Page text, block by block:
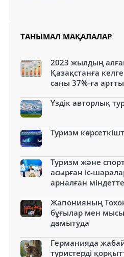
ТАНЫМАЛ МАҚАЛАЛАР
2023 жылдың
Қазақстанға
саны 37%-ға артты
Үздік авторлық
Туризм
Туризм және спорт
асырған іс-
арналған
Жапонияның
бұғылар мен
дамытуда
Германияда
туристерді